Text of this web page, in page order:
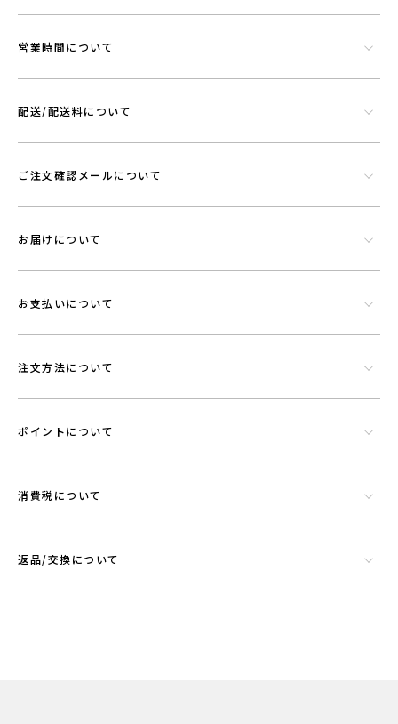
シリカやトルマリンなど数種類の天然鉱石でできたミネラル混合体で
営業時間について
配送/配送料について
ご注文確認メールについて
お届けについて
お支払いについて
注文方法について
ポイントについて
消費税について
返品/交換について